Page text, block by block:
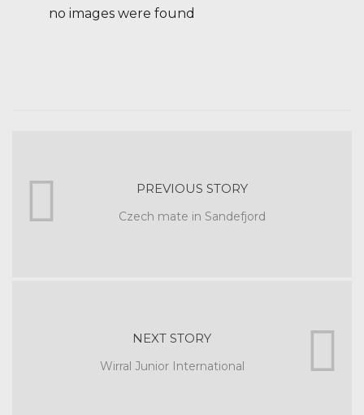
no images were found
PREVIOUS STORY
Czech mate in Sandefjord
NEXT STORY
Wirral Junior International